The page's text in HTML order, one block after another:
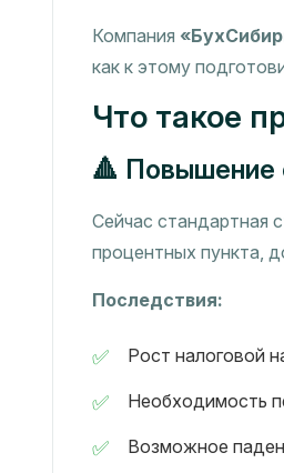
Компания
как к этому
Что такое
🔺 Повышение
Сейчас стандартная
процентных пункта,
Последствия:
Рост налоговой
Необходимость
Возможное